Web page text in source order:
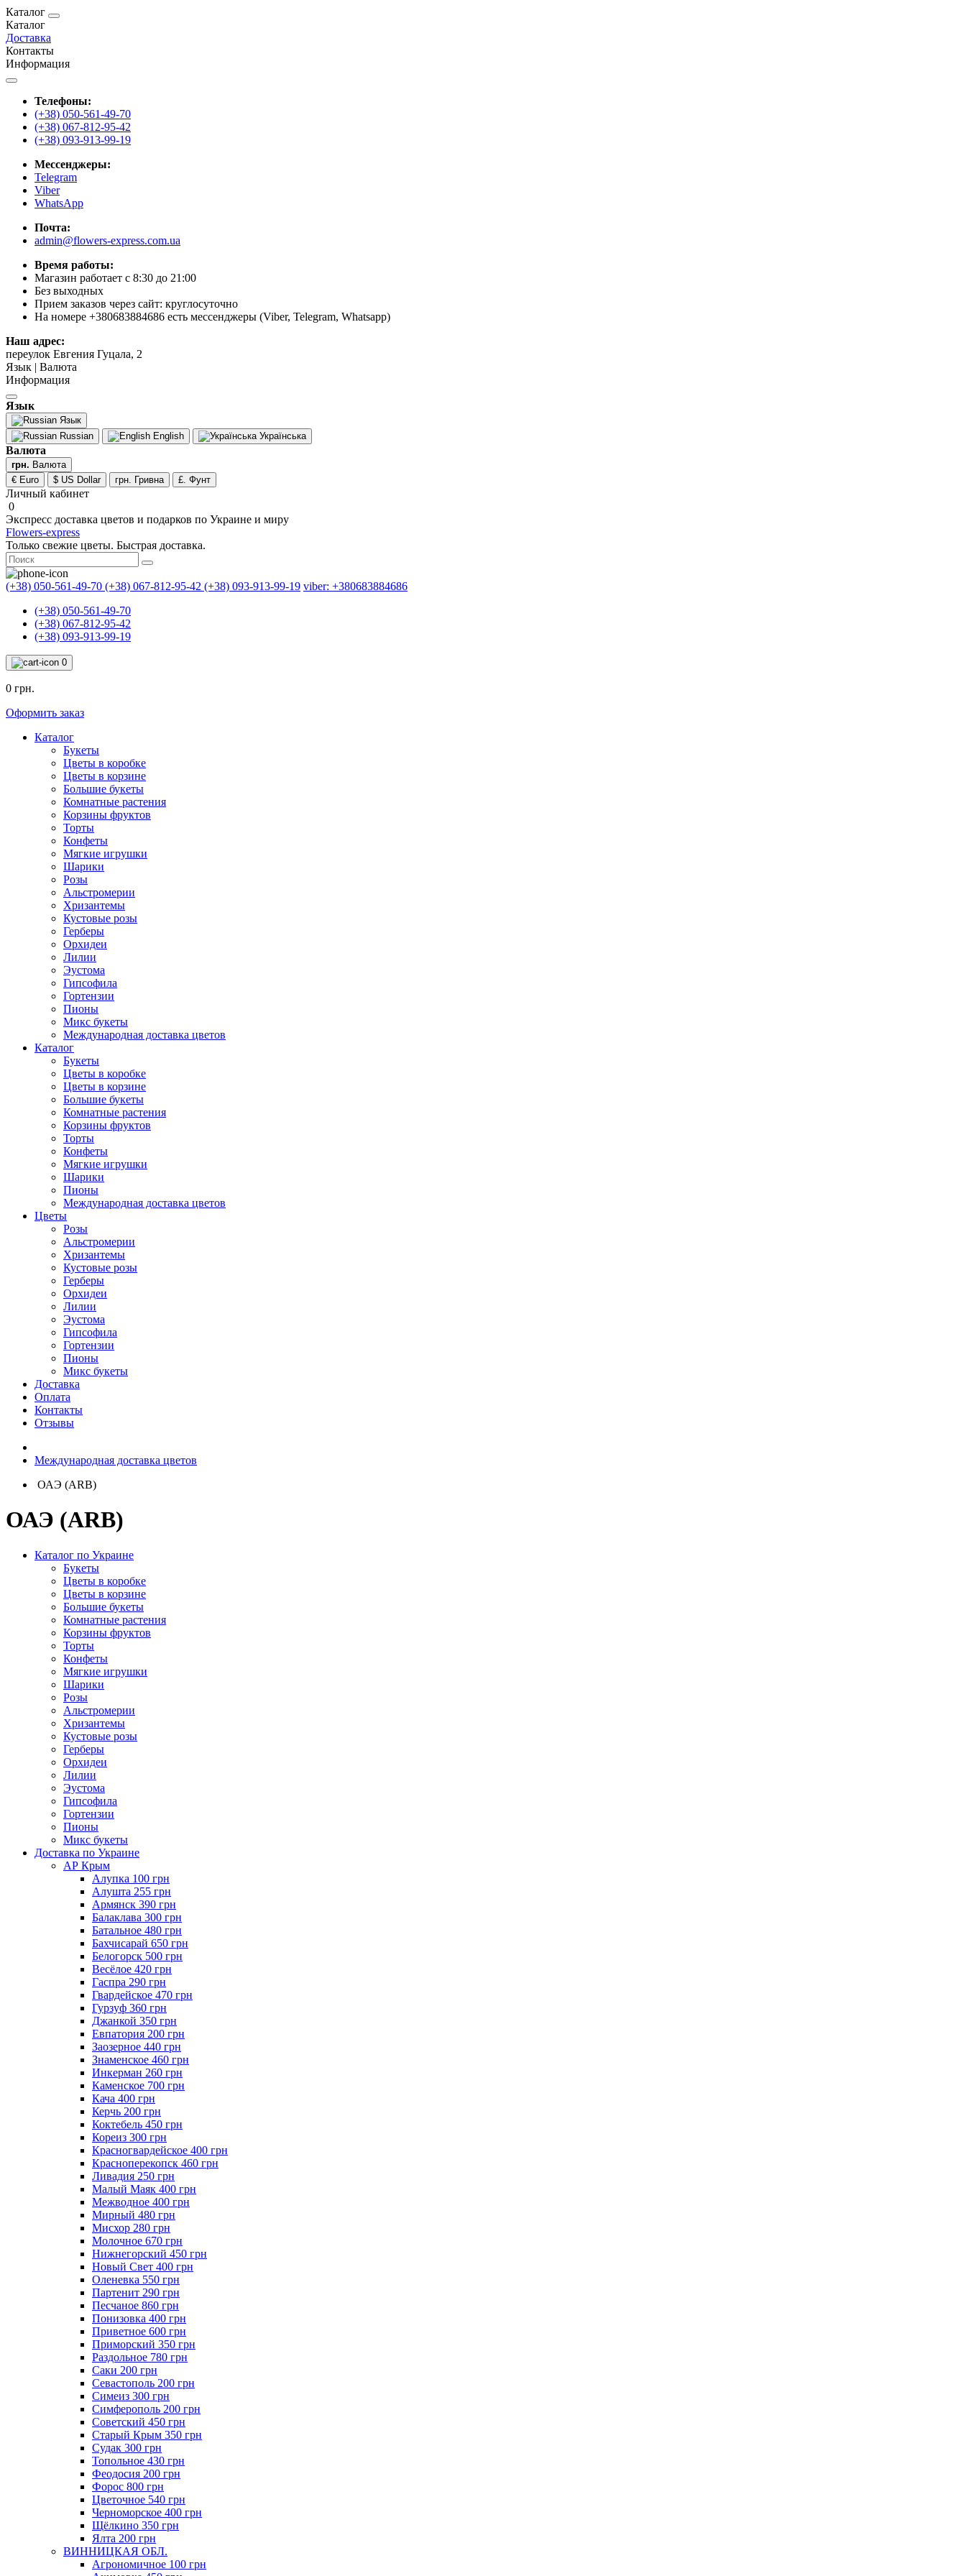
Каталог
Каталог
Доставка
Контакты
Информация
Телефоны:
(+38) 050-561-49-70
(+38) 067-812-95-42
(+38) 093-913-99-19
Мессенджеры:
Telegram
Viber
WhatsApp
Почта:
admin@flowers-express.com.ua
Время работы:
Магазин работает с 8:30 до 21:00
Без выходных
Прием заказов через сайт: круглосуточно
На номере +380683884686 есть мессенджеры (Viber, Telegram, Whatsapp)
Наш адрес:
переулок Евгения Гуцала, 2
Язык | Валюта
Информация
Язык
Язык
Russian
English Українська
Валюта
грн. Валюта
€ Euro
$ US Dollar грн. Гривна £. Фунт
Личный кабинет
0
Экспресс доставка цветов и подарков по Украине и миру
Flowers-express
Только свежие цветы. Быстрая доставка.
(+38) 050-561-49-70 (+38) 067-812-95-42 (+38) 093-913-99-19 viber: +380683884686
(+38) 050-561-49-70
(+38) 067-812-95-42
(+38) 093-913-99-19
0
0 грн.
Оформить заказ
Каталог
Букеты
Цветы в коробке
Цветы в корзине
Большие букеты
Комнатные растения
Корзины фруктов
Торты
Конфеты
Мягкие игрушки
Шарики
Розы
Альстромерии
Хризантемы
Кустовые розы
Герберы
Орхидеи
Лилии
Эустома
Гипсофила
Гортензии
Пионы
Микс букеты
Международная доставка цветов
Каталог
Букеты
Цветы в коробке
Цветы в корзине
Большие букеты
Комнатные растения
Корзины фруктов
Торты
Конфеты
Мягкие игрушки
Шарики
Пионы
Международная доставка цветов
Цветы
Розы
Альстромерии
Хризантемы
Кустовые розы
Герберы
Орхидеи
Лилии
Эустома
Гипсофила
Гортензии
Пионы
Микс букеты
Доставка
Оплата
Контакты
Отзывы
Международная доставка цветов
ОАЭ (ARB)
ОАЭ (ARB)
Каталог по Украине
Букеты
Цветы в коробке
Цветы в корзине
Большие букеты
Комнатные растения
Корзины фруктов
Торты
Конфеты
Мягкие игрушки
Шарики
Розы
Альстромерии
Хризантемы
Кустовые розы
Герберы
Орхидеи
Лилии
Эустома
Гипсофила
Гортензии
Пионы
Микс букеты
Доставка по Украине
АР Крым
Алупка 100 грн
Алушта 255 грн
Армянск 390 грн
Балаклава 300 грн
Батальное 480 грн
Бахчисарай 650 грн
Белогорск 500 грн
Весёлое 420 грн
Гаспра 290 грн
Гвардейское 470 грн
Гурзуф 360 грн
Джанкой 350 грн
Евпатория 200 грн
Заозерное 440 грн
Знаменское 460 грн
Инкерман 260 грн
Каменское 700 грн
Кача 400 грн
Керчь 200 грн
Коктебель 450 грн
Кореиз 300 грн
Красногвардейское 400 грн
Красноперекопск 460 грн
Ливадия 250 грн
Малый Маяк 400 грн
Межводное 400 грн
Мирный 480 грн
Мисхор 280 грн
Молочное 670 грн
Нижнегорский 450 грн
Новый Свет 400 грн
Оленевка 550 грн
Партенит 290 грн
Песчаное 860 грн
Понизовка 400 грн
Приветное 600 грн
Приморский 350 грн
Раздольное 780 грн
Саки 200 грн
Севастополь 200 грн
Симеиз 300 грн
Симферополь 200 грн
Советский 450 грн
Старый Крым 350 грн
Судак 300 грн
Топольное 430 грн
Феодосия 200 грн
Форос 800 грн
Цветочное 540 грн
Черноморское 400 грн
Щёлкино 350 грн
Ялта 200 грн
ВИННИЦКАЯ ОБЛ.
Агрономичное 100 грн